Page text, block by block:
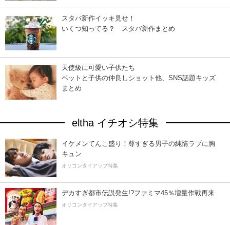
スタバ新作イッキ見せ！
いくつ知ってる？ スタバ新作まとめ
天使級に可愛い子供たち
ペットと子供の仲良しショット他、SNS話題キッズ
まとめ
eltha イチオシ特集
イケメンてんこ盛り！尊すぎる男子の純情ラブに胸
キュン
オリコンタイアップ特集
デカすぎ都市伝説発生!?ファミマ45％増量作戦再来
オリコンタイアップ特集